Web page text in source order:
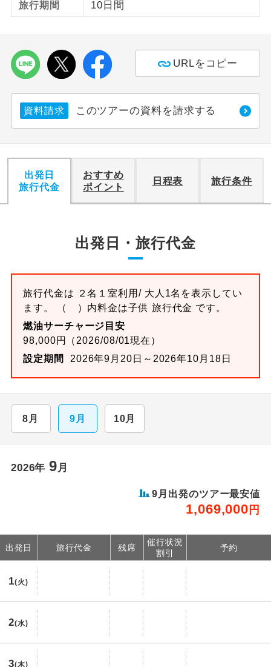
旅行期間 10日間
URLをコピー
資料請求 このツアーの資料を請求する
出発日
旅行代金
おすすめ
ポイント
日程表 旅行条件
出発日・旅行代金
旅行代金は ２名１室利用/ 大人1名を表示してい
ます。 （ ）内料金は子供 旅行代金 です。
燃油サーチャージ目安
98,000円（2026/08/01現在）
設定期間
2026年9月20日～2026年10月18日
8月 9月 10月
2026年 9月
9月出発のツアー最安値
1,069,000 円
出発日 旅行代金 残席
催行状況
割引
予約
1(火)
2(水)
3(木)